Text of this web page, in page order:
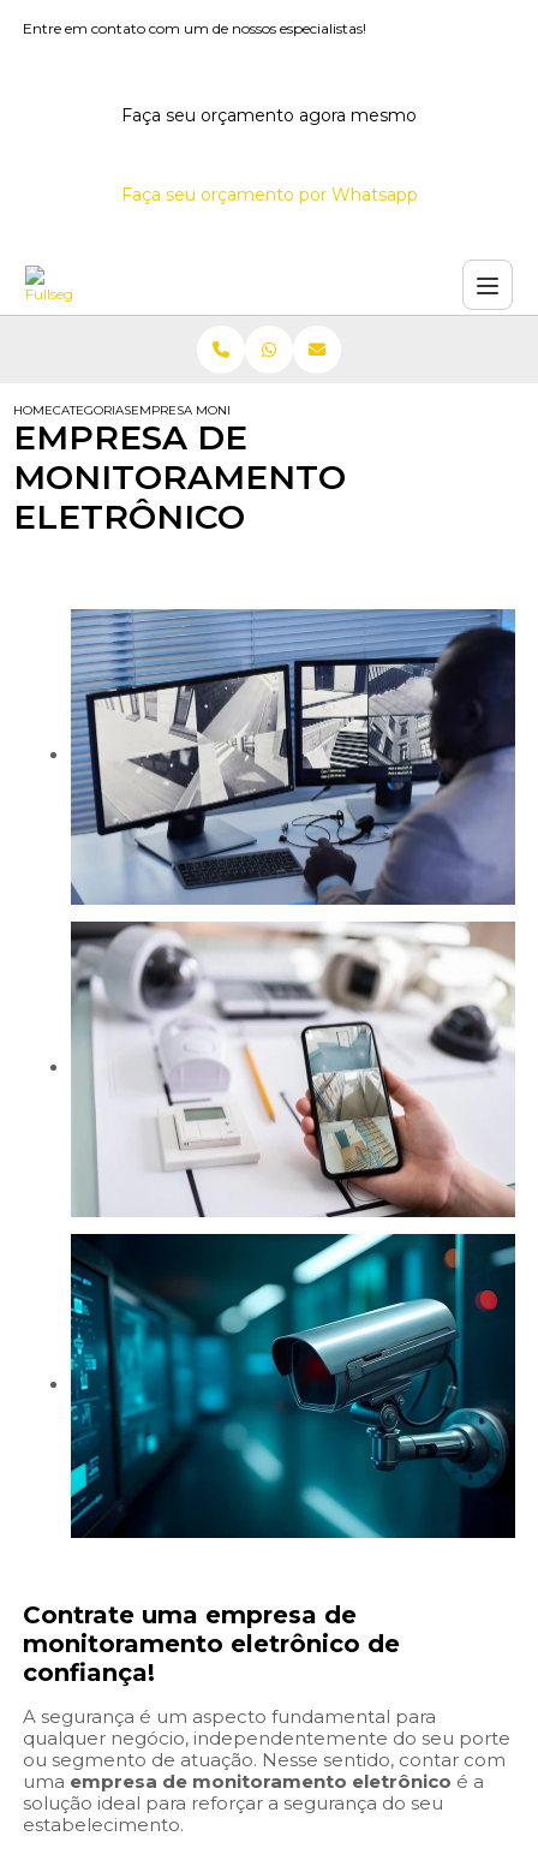
Entre em contato com um de nossos especialistas!
Faça seu orçamento agora mesmo
Faça seu orçamento por Whatsapp
HOMECATEGORIASEMPRESA MONITORAMENTO ELETRONICO
EMPRESA DE
MONITORAMENTO
ELETRÔNICO
Contrate uma empresa de
monitoramento eletrônico de
confiança!
A segurança é um aspecto fundamental para
qualquer negócio, independentemente do seu porte
ou segmento de atuação. Nesse sentido, contar com
uma empresa de monitoramento eletrônico é a
solução ideal para reforçar a segurança do seu
estabelecimento.